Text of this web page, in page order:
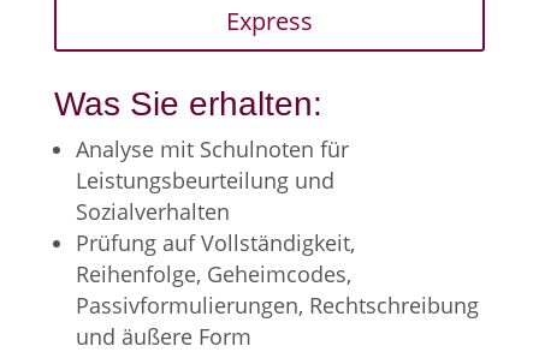
Express
Was Sie erhalten:
Analyse mit Schulnoten für
Leistungsbeurteilung und
Sozialverhalten
Prüfung auf Vollständigkeit,
Reihenfolge, Geheimcodes,
Passivformulierungen, Rechtschreibung
und äußere Form